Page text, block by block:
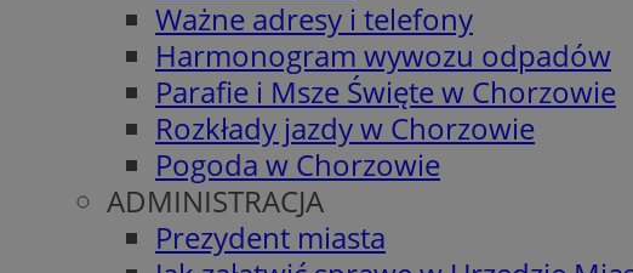
Ważne adresy i telefony
Harmonogram wywozu odpadów
Parafie i Msze Święte w Chorzowie
Rozkłady jazdy w Chorzowie
Pogoda w Chorzowie
ADMINISTRACJA
Prezydent miasta